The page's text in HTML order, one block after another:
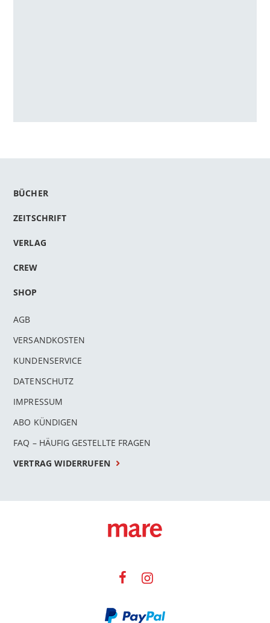
BÜCHER
ZEITSCHRIFT
VERLAG
CREW
SHOP
AGB
VERSANDKOSTEN
KUNDENSERVICE
DATENSCHUTZ
IMPRESSUM
ABO KÜNDIGEN
FAQ – HÄUFIG GESTELLTE FRAGEN
VERTRAG WIDERRUFEN